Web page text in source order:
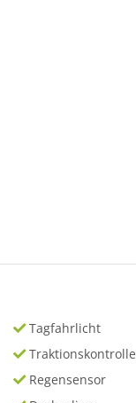
Tagfahrlicht
Traktionskontrolle
Regensensor